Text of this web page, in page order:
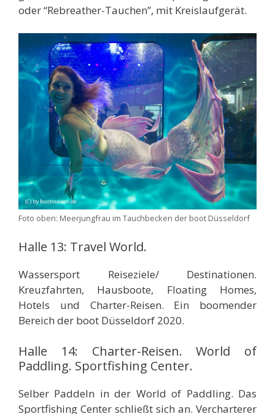
oder “Rebreather-Tauchen”, mit Kreislaufgerät.
Foto oben: Meerjungfrau im Tauchbecken der boot Düsseldorf
Halle 13: Travel World.
Wassersport Reiseziele/ Destinationen.
Kreuzfahrten, Hausboote, Floating Homes,
Hotels und Charter-Reisen. Ein boomender
Bereich der boot Düsseldorf 2020.
Halle 14: Charter-Reisen. World of
Paddling. Sportfishing Center.
Selber Paddeln in der World of Paddling. Das
Sportfishing Center schließt sich an. Vercharterer